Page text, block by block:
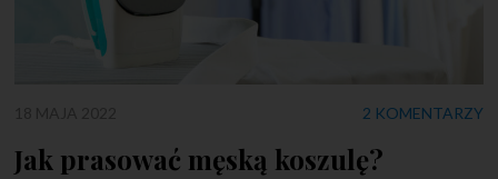
2 KOMENTARZY
Jak prasować męską koszulę?